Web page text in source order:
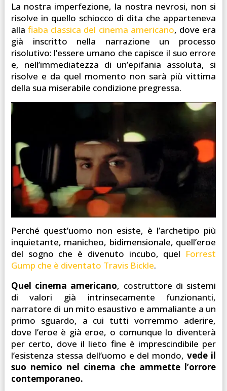
La nostra imperfezione, la nostra nevrosi, non si
risolve in quello schiocco di dita che apparteneva
allafiaba classica del cinema americano, dove era
già inscritto nella narrazione un processo
risolutivo: l’essere umano che capisce il suo errore
e, nell’immediatezza di un’epifania assoluta, si
risolve e da quel momento non sarà più vittima
della sua miserabile condizione pregressa.
Perché quest’uomo non esiste, è l’archetipo più
inquietante, manicheo, bidimensionale, quell’eroe
del sogno che è divenuto incubo, quel Forrest
Gump che è diventato Travis Bickle.
Quel cinema americano, costruttore di sistemi
di valori già intrinsecamente funzionanti,
narratore di un mito esaustivo e ammaliante a un
primo sguardo, a cui tutti vorremmo aderire,
dove l’eroe è già eroe, o comunque lo diventerà
per certo, dove il lieto fine è imprescindibile per
l’esistenza stessa dell’uomo e del mondo,vede il
suo nemico nel cinema che ammette l’orrore
contemporaneo.